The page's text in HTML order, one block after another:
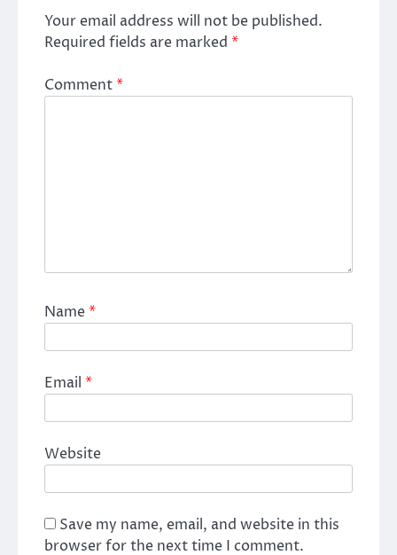
Your email address will not be published.
Required fields are marked *
Comment*
Name*
Email *
Website
Save my name, email, and website in this
browser for the next time I comment.